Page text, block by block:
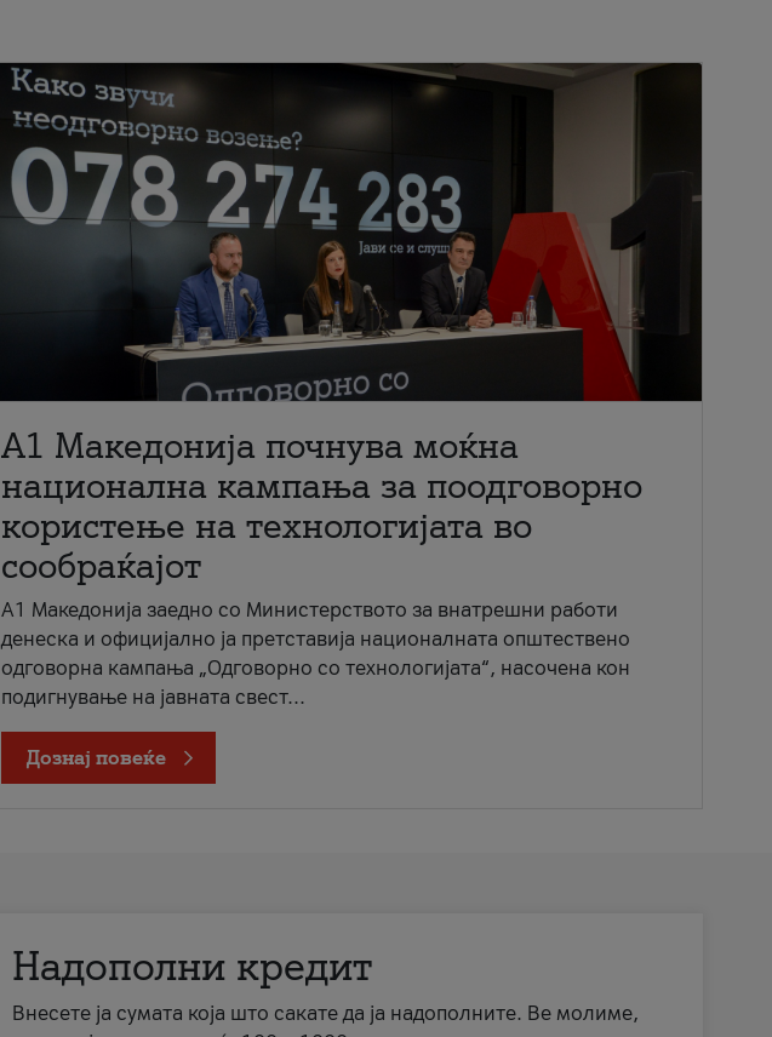
A1 Македонија почнува моќна
национална кампања за поодговорно
користење на технологијата во
сообраќајот
A1 Македонија заедно со Министерството за внатрешни работи
денеска и официјално ја претставија националната општествено
одговорна кампања „Одговорно со технологијата“, насочена кон
подигнување на јавната свест...
Дознај повеќе
Надополни кредит
Внесете ја сумата која што сакате да ја надополните. Ве молиме,